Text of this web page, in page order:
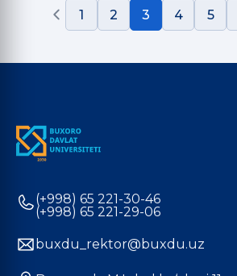
1 2 3 4 5
(+998) 65 221-30-46
(+998) 65 221-29-06
buxdu_rektor@buxdu.uz